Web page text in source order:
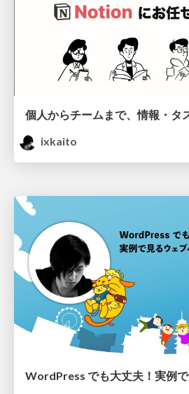
ixkaito